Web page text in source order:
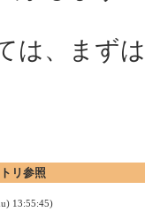
は、まず
リ参照
13:55:45)